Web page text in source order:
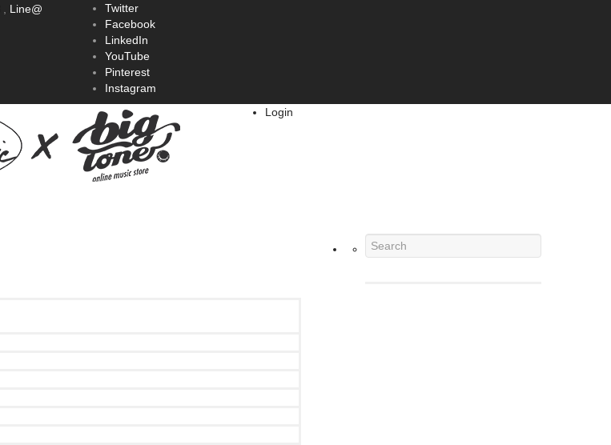
Line@
Twitter
Facebook
LinkedIn
YouTube
Pinterest
Instagram
Login